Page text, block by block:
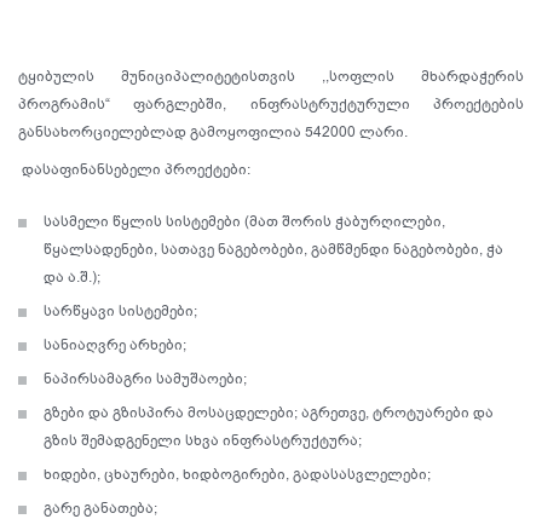
ტყიბულის მუნიციპალიტეტისთვის ,,სოფლის მხარდაჭერის
პროგრამის“ ფარგლებში, ინფრასტრუქტურული პროექტების
განსახორციელებლად გამოყოფილია 542000 ლარი.
დასაფინანსებელი პროექტები:
სასმელი წყლის სისტემები (მათ შორის ჭაბურღილები,
წყალსადენები, სათავე ნაგებობები, გამწმენდი ნაგებობები, ჭა
და ა.შ.);
სარწყავი სისტემები;
სანიაღვრე არხები;
ნაპირსამაგრი სამუშაოები;
გზები და გზისპირა მოსაცდელები; აგრეთვე, ტროტუარები და
გზის შემადგენელი სხვა ინფრასტრუქტურა;
ხიდები, ცხაურები, ხიდბოგირები, გადასასვლელები;
გარე განათება;